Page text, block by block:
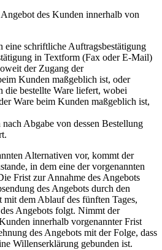
des Kunden innerhalb von
eine schriftliche Auftragsbestätigung
in Textform (Fax oder E-Mail)
der Zugang der
Kunden maßgeblich ist, oder
die bestellte Ware liefert, wobei
Ware beim Kunden maßgeblich ist,
Abgabe von dessen Bestellung
Alternativen vor, kommt der
in dem eine der vorgenannten
Frist zur Annahme des Angebots
des Angebots durch den
dem Ablauf des fünften Tages,
Angebots folgt. Nimmt der
innerhalb vorgenannter Frist
des Angebots mit der Folge, dass
Willenserklärung gebunden ist.